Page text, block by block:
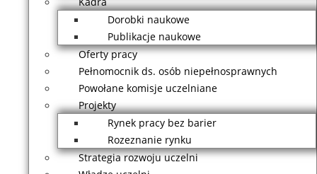
Dorobki naukowe
Publikacje naukowe
Oferty pracy
Pełnomocnik ds. osób niepełnosprawnych
Powołane komisje uczelniane
Projekty
Rynek pracy bez barier
Rozeznanie rynku
Strategia rozwoju uczelni